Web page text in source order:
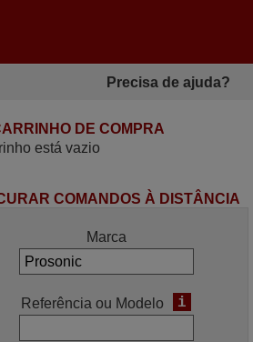
Precisa de ajuda?
DE COMPRA
está vazio
COMANDOS À DISTÂNCIA
Marca
Referência ou Modelo i